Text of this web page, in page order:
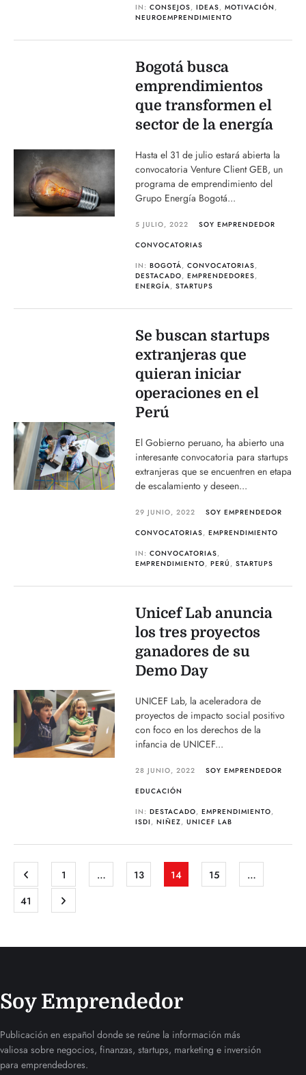
IN:CONSEJOS,IDEAS,MOTIVACIÓN ,
NEUROEMPRENDIMIENTO
Bogotá busca
emprendimientos
que transformen el
sector de la energía
Hasta el 31 de julio estará abierta la
convocatoria Venture Client GEB, un
programa de emprendimiento del
Grupo Energía Bogotá...
5 JULIO, 2022
SOY EMPRENDEDOR
CONVOCATORIAS
IN:BOGOTÁ,CONVOCATORIAS,
DESTACADO,EMPRENDEDORES,
ENERGÍA,STARTUPS
Se buscan startups
extranjeras que
quieran iniciar
operaciones en el
Perú
El Gobierno peruano, ha abierto una
interesante convocatoria para startups
extranjeras que se encuentren en etapa
de escalamiento y deseen...
29 JUNIO, 2022
SOY EMPRENDEDOR
CONVOCATORIAS,EMPRENDIMIENTO
IN:CONVOCATORIAS,
EMPRENDIMIENTO,PERÚ ,STARTUPS
Unicef Lab anuncia
los tres proyectos
ganadores de su
Demo Day
UNICEF Lab, la aceleradora de
proyectos de impacto social positivo
con foco en los derechos de la
infancia de UNICEF...
28 JUNIO, 2022
SOY EMPRENDEDOR
EDUCACIÓN
IN:DESTACADO,EMPRENDIMIENTO,
ISDI ,NIÑEZ,UNICEF LAB
1 … 13 14 15
…
41
Soy Emprendedor
Publicación en español donde se reúne la información más
valiosa sobre negocios, finanzas, startups, marketing e inversión
para emprendedores.